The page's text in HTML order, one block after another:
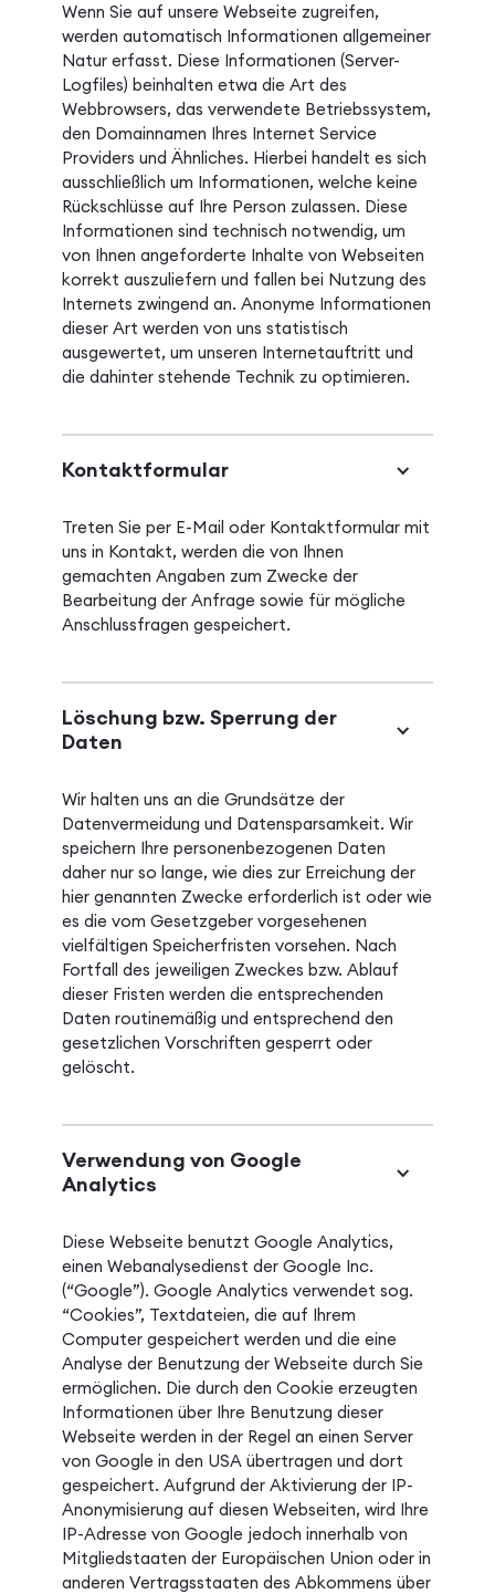
Wenn Sie auf unsere Webseite zugreifen,
werden automatisch Informationen allgemeiner
Natur erfasst. Diese Informationen (Server-
Logfiles) beinhalten etwa die Art des
Webbrowsers, das verwendete Betriebssystem,
den Domainnamen Ihres Internet Service
Providers und Ähnliches. Hierbei handelt es sich
ausschließlich um Informationen, welche keine
Rückschlüsse auf Ihre Person zulassen. Diese
Informationen sind technisch notwendig, um
von Ihnen angeforderte Inhalte von Webseiten
korrekt auszuliefern und fallen bei Nutzung des
Internets zwingend an. Anonyme Informationen
dieser Art werden von uns statistisch
ausgewertet, um unseren Internetauftritt und
die dahinter stehende Technik zu optimieren.
Kontaktformular
Treten Sie per E-Mail oder Kontaktformular mit
uns in Kontakt, werden die von Ihnen
gemachten Angaben zum Zwecke der
Bearbeitung der Anfrage sowie für mögliche
Anschlussfragen gespeichert.
Löschung bzw. Sperrung der
Daten
Wir halten uns an die Grundsätze der
Datenvermeidung und Datensparsamkeit. Wir
speichern Ihre personenbezogenen Daten
daher nur so lange, wie dies zur Erreichung der
hier genannten Zwecke erforderlich ist oder wie
es die vom Gesetzgeber vorgesehenen
vielfältigen Speicherfristen vorsehen. Nach
Fortfall des jeweiligen Zweckes bzw. Ablauf
dieser Fristen werden die entsprechenden
Daten routinemäßig und entsprechend den
gesetzlichen Vorschriften gesperrt oder
gelöscht.
Verwendung von Google
Analytics
Diese Webseite benutzt Google Analytics,
einen Webanalysedienst der Google Inc.
(“Google”). Google Analytics verwendet sog.
“Cookies”, Textdateien, die auf Ihrem
Computer gespeichert werden und die eine
Analyse der Benutzung der Webseite durch Sie
ermöglichen. Die durch den Cookie erzeugten
Informationen über Ihre Benutzung dieser
Webseite werden in der Regel an einen Server
von Google in den USA übertragen und dort
gespeichert. Aufgrund der Aktivierung der IP-
Anonymisierung auf diesen Webseiten, wird Ihre
IP-Adresse von Google jedoch innerhalb von
Mitgliedstaaten der Europäischen Union oder in
anderen Vertragsstaaten des Abkommens über